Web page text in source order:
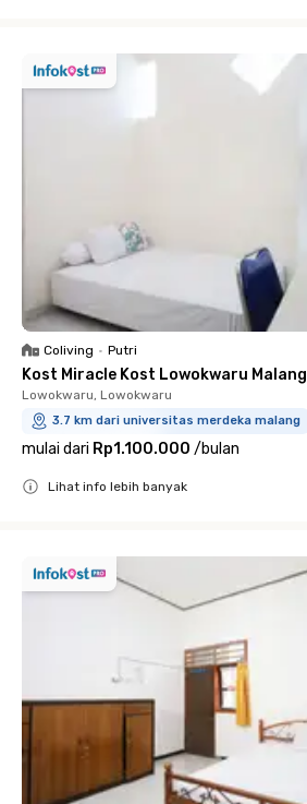
Coliving • Putri
Kost Miracle Kost Lowokwaru Malang
Lowokwaru, Lowokwaru
3.7 km dari universitas merdeka malang
mulai dari Rp1.100.000 /bulan
Lihat info lebih banyak